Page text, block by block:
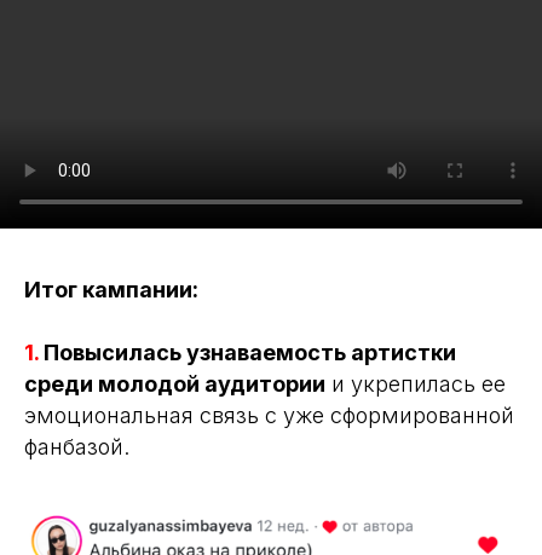
Итог кампании:
1. Повысилась узнаваемость артистки
среди молодой аудитории и укрепилась ее
эмоциональная связь с уже сформированной
фанбазой.